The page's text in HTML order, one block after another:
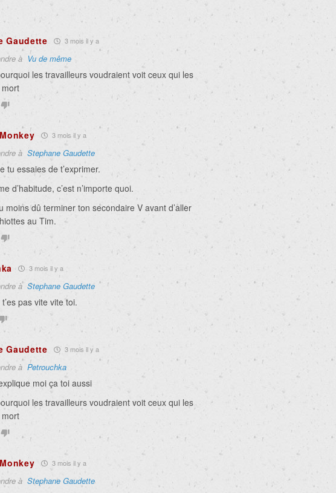
Gaudette 3 mois il y a
à Vu de même
les travailleurs voudraient voit ceux qui les
3 mois il y a
à Stephane Gaudette
tu essaies de t’exprimer.
d’habitude, c’est n’importe quoi.
moins dû terminer ton secondaire V avant d’aller
au Tim.
3 mois il y a
à Stephane Gaudette
pas vite vite toi.
Gaudette 3 mois il y a
à Petrouchka
moi ça toi aussi
les travailleurs voudraient voit ceux qui les
3 mois il y a
à Stephane Gaudette